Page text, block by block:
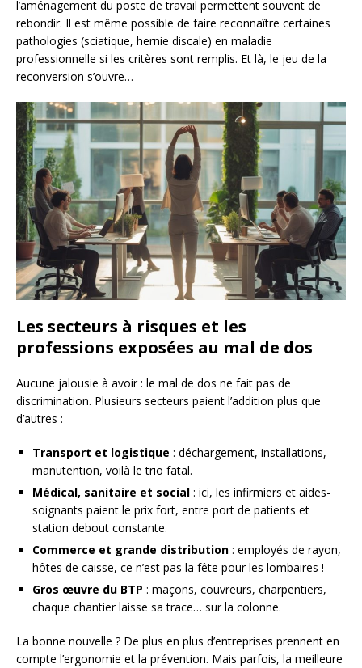
l’aménagement du poste de travail permettent souvent de
rebondir. Il est même possible de faire reconnaître certaines
pathologies (sciatique, hernie discale) en maladie
professionnelle si les critères sont remplis. Et là, le jeu de la
reconversion s’ouvre…
Les secteurs à risques et les
professions exposées au mal de dos
Aucune jalousie à avoir : le mal de dos ne fait pas de
discrimination. Plusieurs secteurs paient l’addition plus que
d’autres :
Transport et logistique : déchargement, installations,
manutention, voilà le trio fatal.
Médical, sanitaire et social : ici, les infirmiers et aides-
soignants paient le prix fort, entre port de patients et
station debout constante.
Commerce et grande distribution : employés de rayon,
hôtes de caisse, ce n’est pas la fête pour les lombaires !
Gros œuvre du BTP : maçons, couvreurs, charpentiers,
chaque chantier laisse sa trace… sur la colonne.
La bonne nouvelle ? De plus en plus d’entreprises prennent en
compte l’ergonomie et la prévention. Mais parfois, la meilleure